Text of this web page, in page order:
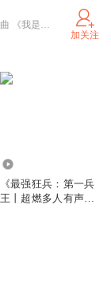
专注都市爆笑系统流~ 会说话的肘子 第一部曲 《我是大玩家》火热上架中！
加关注
《最强狂兵：第一兵
王丨超燃多人有声剧